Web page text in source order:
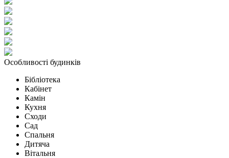
Особливості будинків
Бібліотека
Кабінет
Камін
Кухня
Сходи
Сад
Спальня
Дитяча
Вітальня